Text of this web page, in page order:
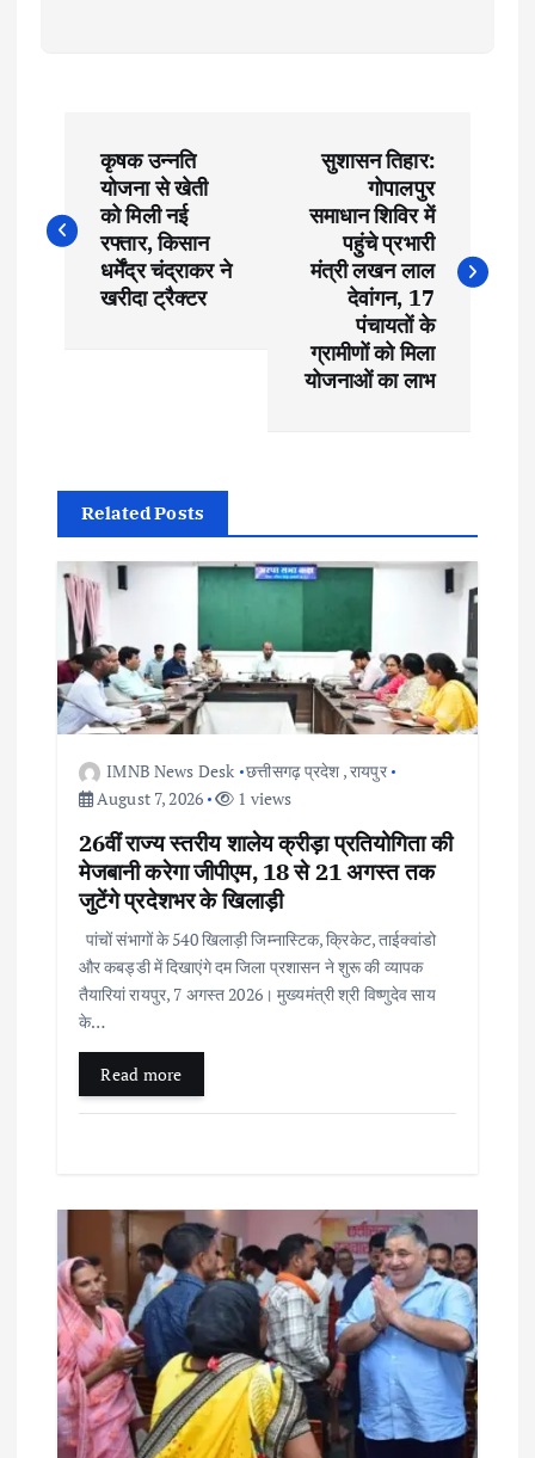
o
s
v
g
a
t
कृषक उन्नति
योजना से खेती
को मिली नई
रफ्तार, किसान
धर्मेंद्र चंद्राकर ने
खरीदा ट्रैक्टर
सुशासन तिहार:
गोपालपुर
समाधान शिविर में
पहुंचे प्रभारी
मंत्री लखन लाल
देवांगन, 17
पंचायतों के
ग्रामीणों को मिला
योजनाओं का लाभ
Related Posts
IMNB News Desk छत्तीसगढ़ प्रदेश ,रायपुर
August 7, 2026
1 views
26वीं राज्य स्तरीय शालेय क्रीड़ा प्रतियोगिता की
मेजबानी करेगा जीपीएम, 18 से 21 अगस्त तक
जुटेंगे प्रदेशभर के खिलाड़ी
पांचों संभागों के 540 खिलाड़ी जिम्नास्टिक, क्रिकेट, ताईक्वांडो
और कबड्डी में दिखाएंगे दम जिला प्रशासन ने शुरू की व्यापक
तैयारियां रायपुर, 7 अगस्त 2026। मुख्यमंत्री श्री विष्णुदेव साय
के…
Read more